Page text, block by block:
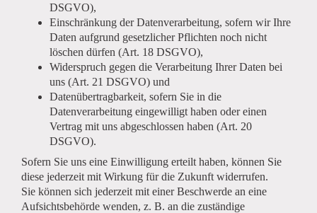
DSGVO),
Einschränkung der Datenverarbeitung, sofern wir Ihre
Daten aufgrund gesetzlicher Pflichten noch nicht
löschen dürfen (Art. 18 DSGVO),
Widerspruch gegen die Verarbeitung Ihrer Daten bei
uns (Art. 21 DSGVO) und
Datenübertragbarkeit, sofern Sie in die
Datenverarbeitung eingewilligt haben oder einen
Vertrag mit uns abgeschlossen haben (Art. 20
DSGVO).
Sofern Sie uns eine Einwilligung erteilt haben, können Sie
diese jederzeit mit Wirkung für die Zukunft widerrufen.
Sie können sich jederzeit mit einer Beschwerde an eine
Aufsichtsbehörde wenden, z. B. an die zuständige